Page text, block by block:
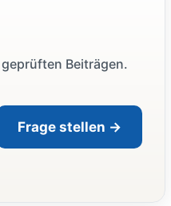
Beiträgen.
Frage stellen →